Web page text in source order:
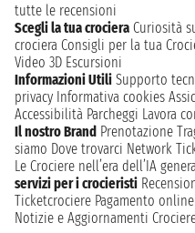
tutte le recensioni
Scegli la tua crociera Curiosità
crociera Consigli per la tua
Video 3D Escursioni
Informazioni Utili Supporto
privacy Informativa cookies
Accessibilità Parcheggi Lavora
Il nostro Brand Prenotazione
siamo Dove trovarci Network
Le Crociere nell’era dell’IA
servizi per i crocieristi
Ticketcrociere Pagamento online
Notizie e Aggiornamenti